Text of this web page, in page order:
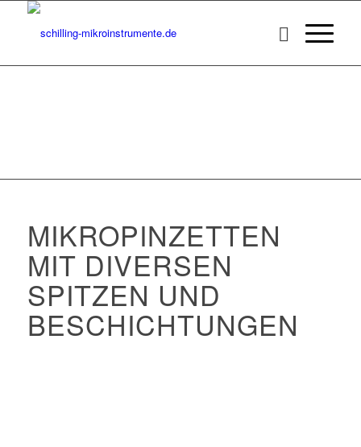
MIKROPINZETTEN
MIT DIVERSEN
SPITZEN UND
BESCHICHTUNGEN